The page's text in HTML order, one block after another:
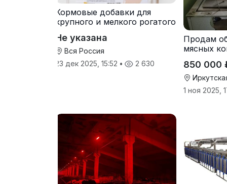
Кормовые добавки для
крупного и мелкого рогатого
Не указана
Вся Россия
23 дек 2025, 15:52 • 2 630
Продам
мясных
850 000
1 ноя 2025,